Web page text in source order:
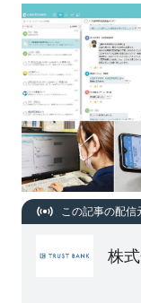
この記事の配信
株